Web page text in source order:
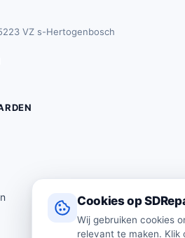
Cookies op
Wij gebruiken cookies
relevant te maken. Klik
VZ s-Hertogenbosch